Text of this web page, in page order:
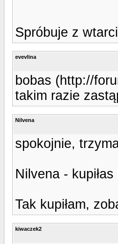
Spróbuje z
evevlina
bobas (http://
takim razie
Nilvena
spokojnie,
Nilvena -
Tak kupiłam,
kiwaczek2